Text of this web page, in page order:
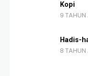
Kopi
9 TAHUN
Hadis-
8 TAHUN